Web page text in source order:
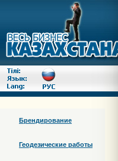
Брендирование
Геодезические работы